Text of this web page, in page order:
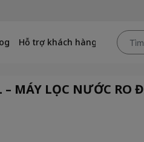
Hỗ trợ khách hàng
– MÁY LỌC NƯỚC